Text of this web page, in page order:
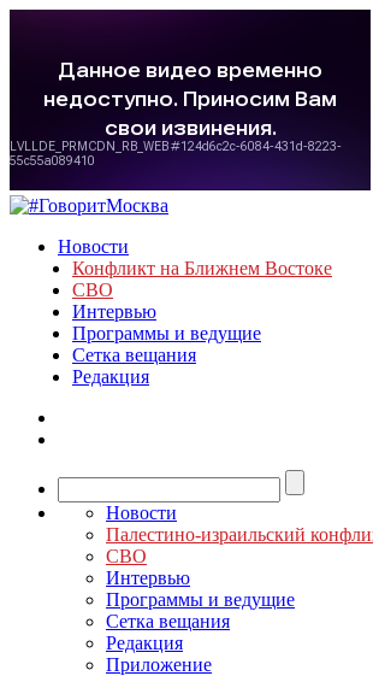
Новости
Конфликт на Ближнем Востоке
СВО
Интервью
Программы и ведущие
Сетка вещания
Редакция
Новости
Палестино-израильский
СВО
Интервью
Программы и ведущие
Сетка вещания
Редакция
Приложение